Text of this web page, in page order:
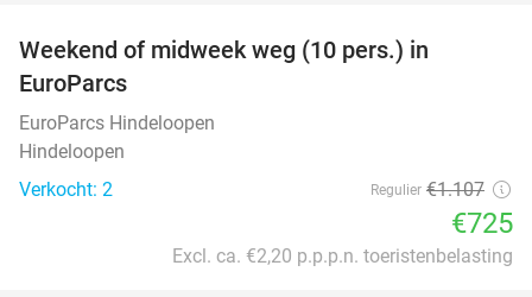
Weekend of midweek weg (10 pers.) in
EuroParcs
EuroParcs Hindeloopen
Hindeloopen
Verkocht: 2
Regulier €1.107
€725
Excl. ca. €2,20 p.p.p.n. toeristenbelasting